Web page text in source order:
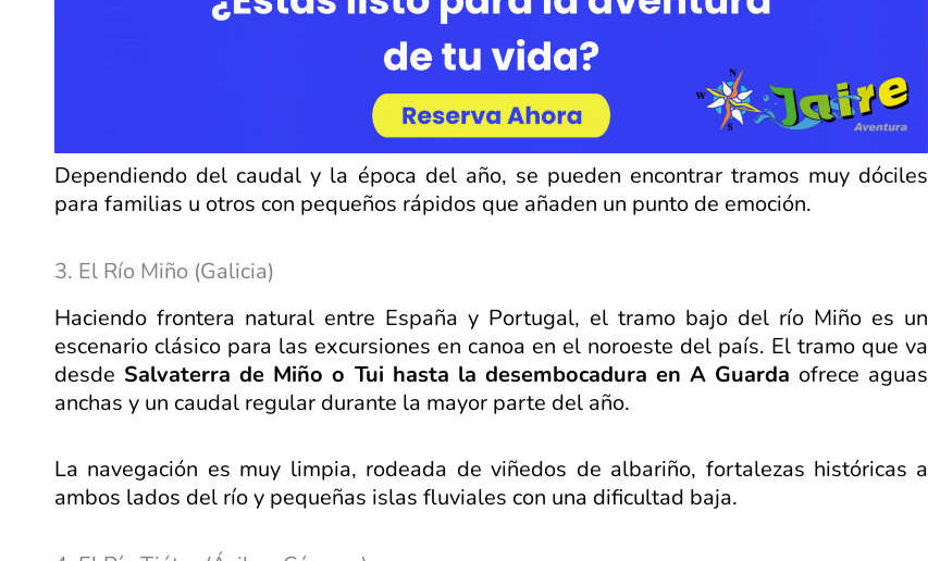
Dependiendo del caudal y la época del año, se pueden encontrar tramos muy dóciles
para familias u otros con pequeños rápidos que añaden un punto de emoción.
3. El Río Miño (Galicia)
Haciendo frontera natural entre España y Portugal, el tramo bajo del río Miño es un
escenario clásico para las excursiones en canoa en el noroeste del país. El tramo que va
desde Salvaterra de Miño o Tui hasta la desembocadura en A Guarda ofrece aguas
anchas y un caudal regular durante la mayor parte del año.
La navegación es muy limpia, rodeada de viñedos de albariño, fortalezas históricas a
ambos lados del río y pequeñas islas fluviales con una dificultad baja.